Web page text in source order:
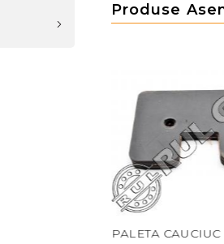
Produse
PALETA CAUCIUC